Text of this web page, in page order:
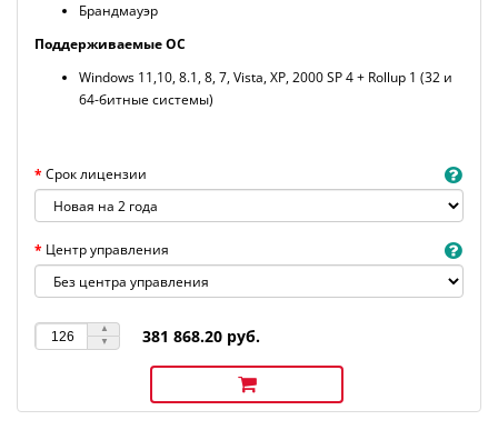
Брандмауэр
Поддерживаемые ОС
Windows 11,10, 8.1, 8, 7, Vista, XP, 2000 SP 4 + Rollup 1 (32 и
64-битные системы)
Срок лицензии
Центр управления
381 868.20 руб.